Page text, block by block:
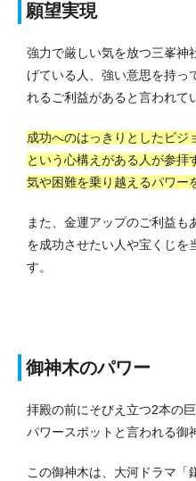
願望実現
強力で厳しい気を放つ三峯神
げている人、強い意思を持っ
れるご利益があると言われて
成功へのはっきりとしたビジ
という心構えがある人が参拝
気や困難を乗り越えるパワー
また、金運アップのご利益も
を成功させたい人や宝くじを
す。
御神木のパワー
拝殿の前にそびえ立つ2本の
パワースポットと言われる御
この御神木は、大河ドラマ「